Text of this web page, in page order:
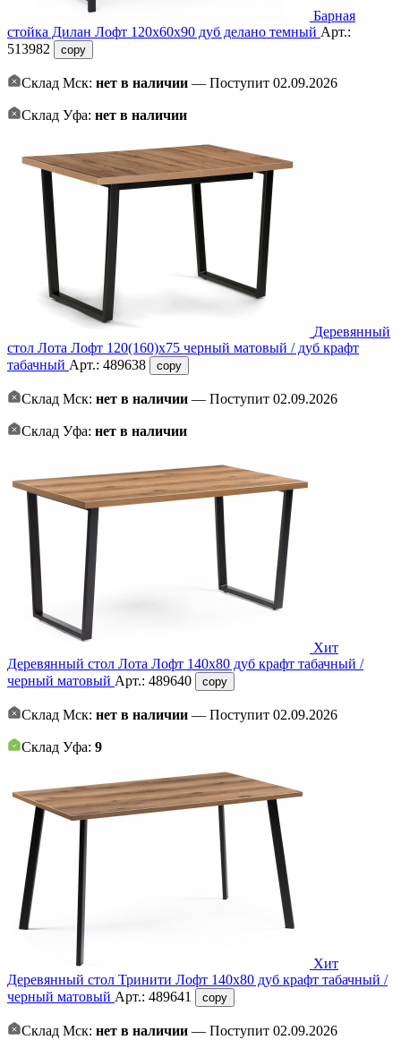
Барная
стойка Дилан Лофт 120х60х90 дуб делано темный Арт.:
513982
copy
Склад Мск: нет в наличии — Поступит 02.09.2026
Склад Уфа: нет в наличии
Деревянный
стол Лота Лофт 120(160)х75 черный матовый / дуб крафт
табачный Арт.: 489638 copy
Склад Мск: нет в наличии — Поступит 02.09.2026
Склад Уфа: нет в наличии
Хит
Деревянный стол Лота Лофт 140х80 дуб крафт табачный /
черный матовый Арт.: 489640 copy
Склад Мск: нет в наличии — Поступит 02.09.2026
Склад Уфа: 9
Хит
Деревянный стол Тринити Лофт 140х80 дуб крафт табачный /
черный матовый Арт.: 489641 copy
Склад Мск: нет в наличии — Поступит 02.09.2026